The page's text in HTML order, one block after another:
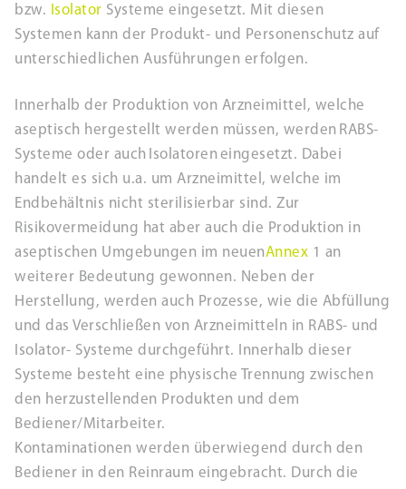
bzw. Isolator Systeme eingesetzt. Mit diesen
Systemen kann der Produkt- und Personenschutz auf
unterschiedlichen Ausführungen erfolgen.
Innerhalb der Produktion von Arzneimittel, welche
aseptisch hergestellt werden müssen, werden RABS-
Systeme oder auch Isolatoren eingesetzt. Dabei
handelt es sich u.a. um Arzneimittel, welche im
Endbehältnis nicht sterilisierbar sind. Zur
Risikovermeidung hat aber auch die Produktion in
aseptischen Umgebungen im neuenAnnex 1 an
weiterer Bedeutung gewonnen. Neben der
Herstellung, werden auch Prozesse, wie die Abfüllung
und das Verschließen von Arzneimitteln in RABS- und
Isolator- Systeme durchgeführt. Innerhalb dieser
Systeme besteht eine physische Trennung zwischen
den herzustellenden Produkten und dem
Bediener/Mitarbeiter.
Kontaminationen werden überwiegend durch den
Bediener in den Reinraum eingebracht. Durch die